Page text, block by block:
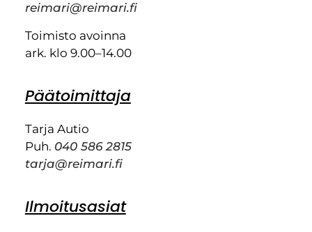
reimari@reimari.fi
Toimisto avoinna
ark. klo 9.00–14.00
Päätoimittaja
Tarja Autio
Puh. 040 586 2815
tarja@reimari.fi
Ilmoitusasiat